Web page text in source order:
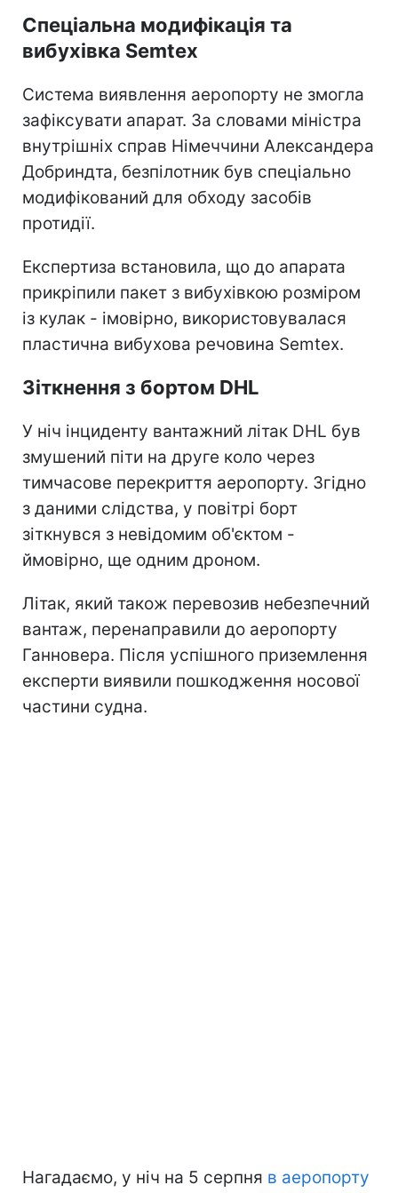
Спеціальна модифікація та
вибухівка Semtex
Система виявлення аеропорту не змогла
зафіксувати апарат. За словами міністра
внутрішніх справ Німеччини Александера
Добриндта, безпілотник був спеціально
модифікований для обходу засобів
протидії.
Експертиза встановила, що до апарата
прикріпили пакет з вибухівкою розміром
із кулак - імовірно, використовувалася
пластична вибухова речовина Semtex.
Зіткнення з бортом DHL
У ніч інциденту вантажний літак DHL був
змушений піти на друге коло через
тимчасове перекриття аеропорту. Згідно
з даними слідства, у повітрі борт
зіткнувся з невідомим об'єктом -
ймовірно, ще одним дроном.
Літак, який також перевозив небезпечний
вантаж, перенаправили до аеропорту
Ганновера. Після успішного приземлення
експерти виявили пошкодження носової
частини судна.
Нагадаємо, у ніч на 5 серпня в аеропорту